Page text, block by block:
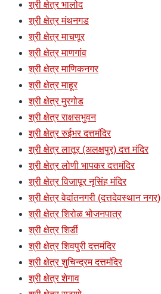
श्री क्षेत्र भालोद
श्री क्षेत्र मंथनगड
श्री क्षेत्र माचणूर
श्री क्षेत्र माणगांव
श्री क्षेत्र माणिकनगर
श्री क्षेत्र माहूर
श्री क्षेत्र मुरगोड
श्री क्षेत्र राक्षसभुवन
श्री क्षेत्र रुईभर दत्तमंदिर
श्री क्षेत्र लातूर (अलक्षपुर) दत्त मंदिर
श्री क्षेत्र लोणी भापकर दत्तमंदिर
श्री क्षेत्र विजापूर नृसिंह मंदिर
श्री क्षेत्र वेदांतनगरी (दत्तदेवस्थान नगर)
श्री क्षेत्र शिरोळ भोजनपात्र
श्री क्षेत्र शिर्डी
श्री क्षेत्र शिवपुरी दत्तमंदिर
श्री क्षेत्र शुचिन्द्रम दत्तमंदिर
श्री क्षेत्र शेगाव